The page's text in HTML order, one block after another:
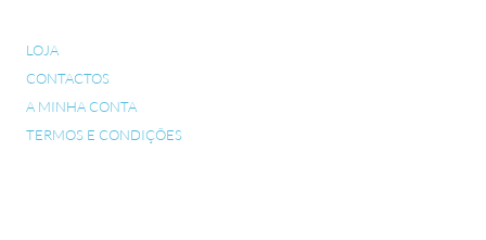
LOJA
CONTACTOS
A MINHA CONTA
TERMOS E CONDIÇÕES